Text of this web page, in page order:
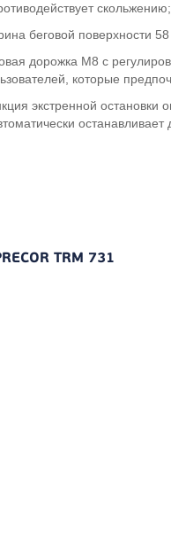
скольжению;
беговой поверхности
дорожка М8 с
которые
экстренной остановки
останавливает
TRM 731